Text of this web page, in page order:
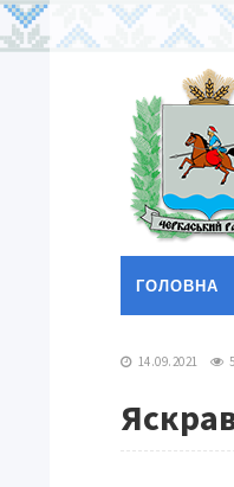
ГОЛОВНА
14.09.2021